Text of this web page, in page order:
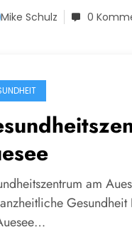
Mike Schulz 0
am
Gesundheit